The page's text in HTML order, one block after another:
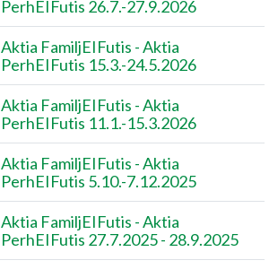
PerhEIFutis 26.7.-27.9.2026
Aktia FamiljEIFutis - Aktia
PerhEIFutis 15.3.-24.5.2026
Aktia FamiljEIFutis - Aktia
PerhEIFutis 11.1.-15.3.2026
Aktia FamiljEIFutis - Aktia
PerhEIFutis 5.10.-7.12.2025
Aktia FamiljEIFutis - Aktia
PerhEIFutis 27.7.2025 - 28.9.2025